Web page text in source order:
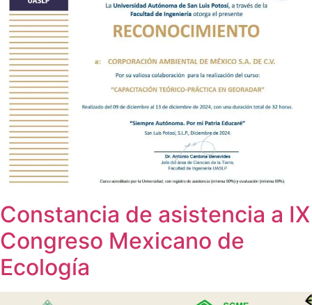
Constancia de asistencia a IX
Congreso Mexicano de
Ecología